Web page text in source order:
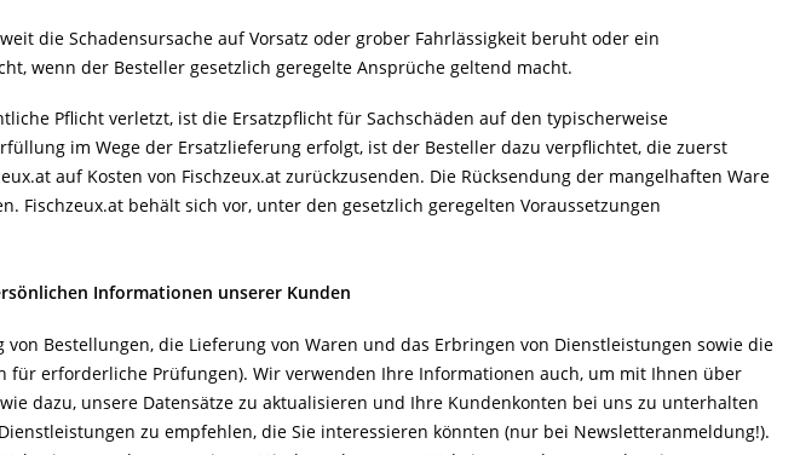
die Schadensursache auf Vorsatz oder grober Fahrlässigkeit beruht oder ein
wenn der Besteller gesetzlich geregelte Ansprüche geltend macht.
Pflicht verletzt, ist die Ersatzpflicht für Sachschäden auf den typischerweise
im Wege der Ersatzlieferung erfolgt, ist der Besteller dazu verpflichtet, die zuerst
auf Kosten von Fischzeux.at zurückzusenden. Die Rücksendung der mangelhaften Ware
Fischzeux.at behält sich vor, unter den gesetzlich geregelten Voraussetzungen
Informationen unserer Kunden
Bestellungen, die Lieferung von Waren und das Erbringen von Dienstleistungen sowie die
für erforderliche Prüfungen). Wir verwenden Ihre Informationen auch, um mit Ihnen über
dazu, unsere Datensätze zu aktualisieren und Ihre Kundenkonten bei uns zu unterhalten
zu empfehlen, die Sie interessieren könnten (nur bei Newsletteranmeldung!).